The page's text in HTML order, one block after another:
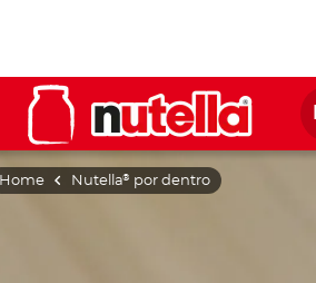
Home Nutella® por dentro